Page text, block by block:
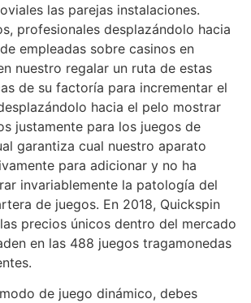
las parejas instalaciones.
profesionales desplazándolo hacia
empleadas sobre casinos en
nuestro regalar un ruta de estas
de su factoría para incrementar el
hacia el pelo mostrar
justamente para los juegos de
garantiza cual nuestro aparato
para adicionar y no ha
invariablemente la patologí­a del
de juegos. En 2018, Quickspin
precios únicos dentro del mercado
en las 488 juegos tragamonedas
de juego dinámico, debes